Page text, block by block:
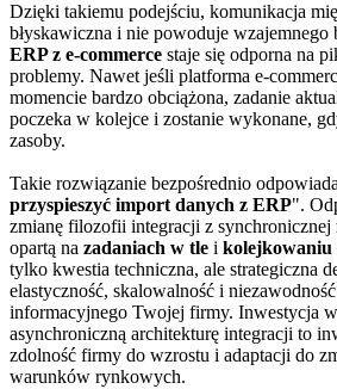
Dzięki takiemu podejściu, komunikacja
błyskawiczna i nie powoduje wzajemnego
ERP z e-commerce staje się odporna na
problemy. Nawet jeśli platforma e-
momencie bardzo obciążona, zadanie
poczeka w kolejce i zostanie wykonane,
zasoby.
Takie rozwiązanie bezpośrednio
przyspieszyć import danych z ERP".
zmianę filozofii integracji z synchronicznej
opartą na zadaniach w tle i kolejkowaniu
tylko kwestia techniczna, ale strategiczna
elastyczność, skalowalność i
informacyjnego Twojej firmy. Inwestycja
asynchroniczną architekturę integracji to
zdolność firmy do wzrostu i adaptacji do
warunków rynkowych.